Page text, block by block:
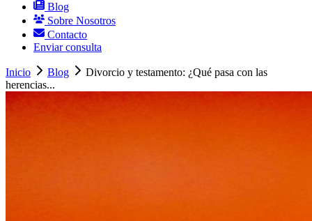
Blog
Sobre Nosotros
Contacto
Enviar consulta
Inicio Blog
Divorcio y testamento: ¿Qué pasa con las
herencias...